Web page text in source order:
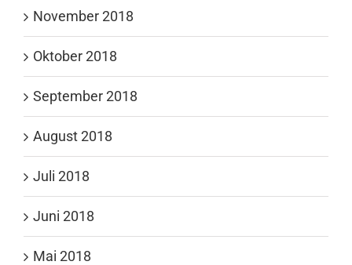
November 2018
Oktober 2018
September 2018
August 2018
Juli 2018
Juni 2018
Mai 2018